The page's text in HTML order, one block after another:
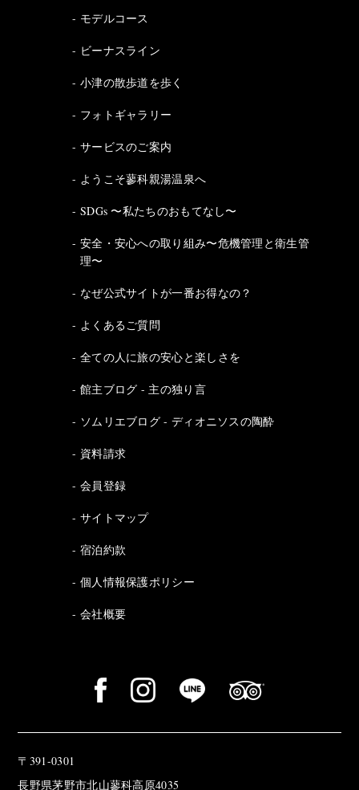
モデルコース
ビーナスライン
小津の散歩道を歩く
フォトギャラリー
サービスのご案内
ようこそ蓼科親湯温泉へ
SDGs 〜私たちのおもてなし〜
安全・安心への取り組み〜危機管理と衛生管
理〜
なぜ公式サイトが一番お得なの？
よくあるご質問
全ての人に旅の安心と楽しさを
館主ブログ - 主の独り言
ソムリエブログ - ディオニソスの陶酔
資料請求
会員登録
サイトマップ
宿泊約款
個人情報保護ポリシー
会社概要
〒391-0301
長野県茅野市北山蓼科高原4035